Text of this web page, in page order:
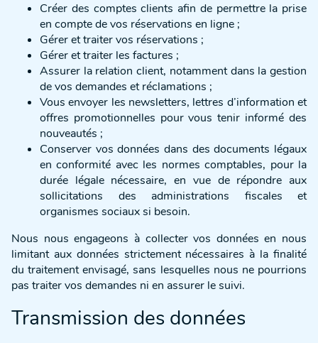
Créer des comptes clients afin de permettre la prise
en compte de vos réservations en ligne ;
Gérer et traiter vos réservations ;
Gérer et traiter les factures ;
Assurer la relation client, notamment dans la gestion
de vos demandes et réclamations ;
Vous envoyer les newsletters, lettres d’information et
offres promotionnelles pour vous tenir informé des
nouveautés ;
Conserver vos données dans des documents légaux
en conformité avec les normes comptables, pour la
durée légale nécessaire, en vue de répondre aux
sollicitations des administrations fiscales et
organismes sociaux si besoin.
Nous nous engageons à collecter vos données en nous
limitant aux données strictement nécessaires à la finalité
du traitement envisagé, sans lesquelles nous ne pourrions
pas traiter vos demandes ni en assurer le suivi.
Transmission des données